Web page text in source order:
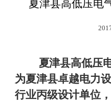
夏津县高低压电
夏津县高低压
为夏津县卓越电力
行业丙级设计单位